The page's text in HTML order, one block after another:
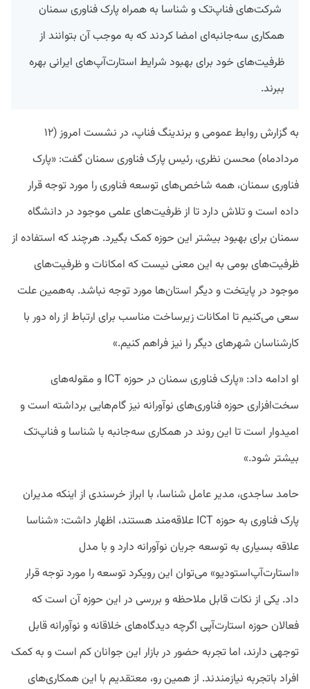
شرکت‌های فناپ‌تک و شناسا به همراه پارک فناوری سمنان
همکاری سه‌جانبه‌ای امضا کردند که به موجب آن بتوانند از
ظرفیت‌های خود برای بهبود شرایط استارت‌آپ‌های ایرانی بهره
ببرند.
به گزارش روابط عمومی و برندینگ فناپ، در نشست امروز (۱۲
مردادماه) محسن نظری‌، رئیس پارک فناوری سمنان گفت: «پارک
فناوری سمنان، همه شاخص‌های توسعه فناوری را مورد توجه قرار
داده است و تلاش دارد تا از ظرفیت‌های علمی موجود در دانشگاه
سمنان برای بهبود بیشتر این حوزه کمک بگیرد. هرچند که استفاده از
ظرفیت‌های بومی به این معنی نیست که امکانات و ظرفیت‌های
موجود در پایتخت و دیگر استان‌ها مورد توجه نباشد. به‌همین علت
سعی می‌کنیم تا امکانات زیرساخت مناسب برای ارتباط از راه دور با
کارشناسان شهرهای دیگر را نیز فراهم کنیم.»
او ادامه داد: «پارک فناوری سمنان در حوزه ICT و مقوله‌های
سخت‌افزاری حوزه فناوری‌های نوآورانه نیز گام‌هایی برداشته است و
امیدوار است تا این روند در همکاری سه‌جانبه با شناسا و فناپ‌تک
بیشتر شود.»
حامد ساجدی، مدیر عامل شناسا، با ابراز خرسندی از اینکه مدیران
پارک فناوری به حوزه ICT علاقه‌مند هستند، اظهار داشت: «شناسا
علاقه بسیاری به توسعه جریان نوآورانه دارد و با مدل
«استارت‌آپ‌استودیو» می‌توان این رویکرد توسعه را مورد توجه قرار
داد. یکی از نکات قابل ملاحظه و بررسی در این حوزه آن است که
فعالان حوزه استارت‌آپی اگرچه دیدگاه‌های خلاقانه و نوآورانه قابل
توجهی دارند، اما تجربه حضور در بازار این جوانان کم است و به کمک
افراد باتجربه نیازمندند. از همین رو، معتقدیم با این همکاری‌های